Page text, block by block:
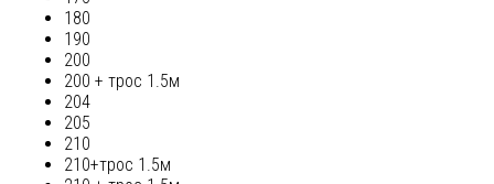
180
190
200
200 + трос 1.5м
204
205
210
210+трос 1.5м